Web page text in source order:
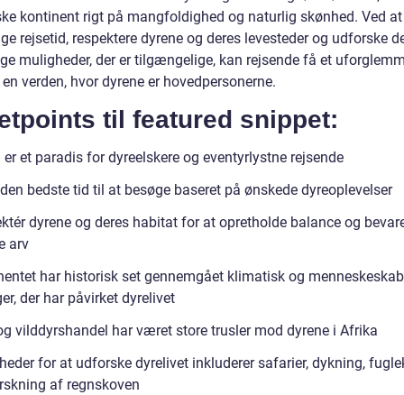
kontinent rigt på mangfoldighed og naturlig skønhed. Ved
rejsetid, respektere dyrene og deres levesteder og udforske
muligheder, der er tilgængelige, kan rejsende få et
verden, hvor dyrene er hovedpersonerne.
til featured snippet:
et paradis for dyreelskere og eventyrlystne rejsende
bedste tid til at besøge baseret på ønskede dyreoplevelser
dyrene og deres habitat for at opretholde balance og
arv
har historisk set gennemgået klimatisk og
der har påvirket dyrelivet
vilddyrshandel har været store trusler mod dyrene i Afrika
for at udforske dyrelivet inkluderer safarier, dykning,
af regnskoven